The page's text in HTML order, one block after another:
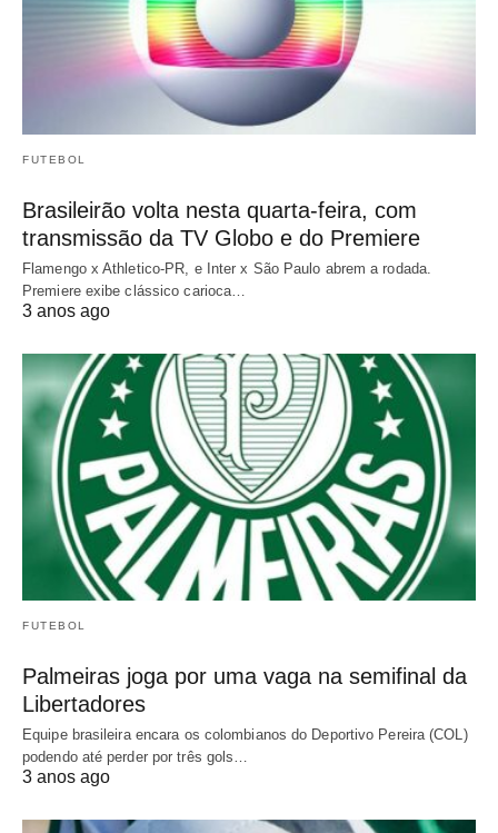
FUTEBOL
Brasileirão volta nesta quarta-feira, com
transmissão da TV Globo e do Premiere
Flamengo x Athletico-PR, e Inter x São Paulo abrem a rodada.
Premiere exibe clássico carioca…
3 anos ago
FUTEBOL
Palmeiras joga por uma vaga na semifinal da
Libertadores
Equipe brasileira encara os colombianos do Deportivo Pereira (COL)
podendo até perder por três gols…
3 anos ago